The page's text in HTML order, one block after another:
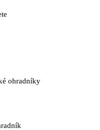
ohradníky